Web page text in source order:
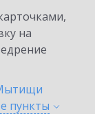
на
пункты